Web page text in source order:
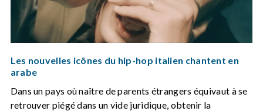
Les nouvelles icônes du hip-hop italien chantent en
arabe
Dans un pays où naître de parents étrangers équivaut à se
retrouver piégé dans un vide juridique, obtenir la